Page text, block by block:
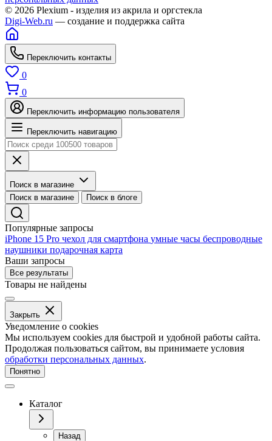
© 2026 Plexium - изделия из акрила и оргстекла
Digi-Web.ru — создание и поддержка сайта
Переключить контакты
0
0
Переключить информацию пользователя
Переключить навигацию
Поиск в магазине
Поиск в магазине
Поиск в блоге
Популярные запросы
iPhone 15 Pro чехол для смартфона умные часы беспроводные
наушники подарочная карта
Ваши запросы
Все результаты
Товары не найдены
Закрыть
Уведомление о cookies
Мы используем cookies для быстрой и удобной работы сайта.
Продолжая пользоваться сайтом, вы принимаете условия
обработки персональных данных.
Понятно
Каталог
Назад